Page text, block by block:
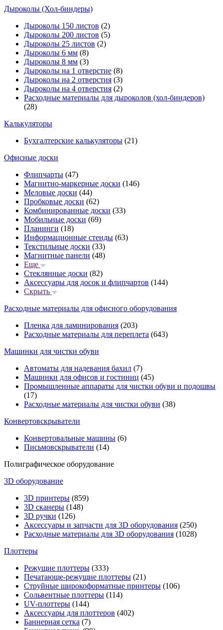
Дыроколы (Хол-биндеры)
Дыроколы 150 листов (2)
Дыроколы 200 листов (5)
Дыроколы 25 листов (2)
Дыроколы 6 мм (8)
Дыроколы 8 мм (3)
Дыроколы на 1 отверстие (8)
Дыроколы на 2 отверстия (3)
Дыроколы на 4 отверстия (2)
Расходные материалы для дыроколов (хол-биндеров)
(28)
Калькуляторы
Бухгалтерские калькуляторы (21)
Офисные доски
Флипчарты (47)
Магнитно-маркерные доски (146)
Меловые доски (44)
Пробковые доски (62)
Комбинированные доски (33)
Мобильные доски (69)
Планинги (18)
Информационные стенды (63)
Текстильные доски (33)
Магнитные панели (48)
Еще
Стеклянные доски (82)
Аксессуары для досок и флипчартов (144)
Скрыть
Расходные материалы для офисного оборудования
Пленка для ламинирования (203)
Расходные материалы для переплета (643)
Машинки для чистки обуви
Автоматы для надевания бахил (7)
Машинки для офисов и гостиниц (45)
Промышленные аппараты для чистки обуви и подошвы
(17)
Расходные материалы для чистки обуви (38)
Конвертовскрыватели
Конвертовальные машины (6)
Письмовскрыватели (14)
Полиграфическое оборудование
3D оборудование
3D принтеры (859)
3D сканеры (148)
3D ручки (126)
Аксессуары и запчасти для 3D оборудования (250)
Расходные материалы для 3D оборудования (1028)
Плоттеры
Режущие плоттеры (333)
Печатающе-режущие плоттеры (21)
Струйные широкоформатные принтеры (106)
Сольвентные плоттеры (114)
UV-плоттеры (144)
Аксессуары для плоттеров (402)
Баннерная сетка (7)